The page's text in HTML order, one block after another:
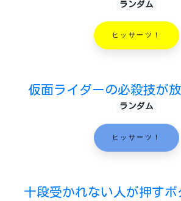
ランダム
ヒッサーツ！
仮面ライダーの必殺技が
ランダム
ヒッサーツ！
十段受かれない人が押すボ